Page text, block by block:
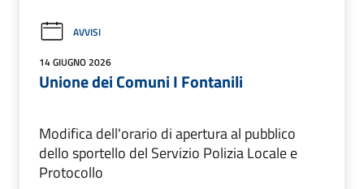
AVVISI
14 GIUGNO 2026
Unione dei Comuni I Fontanili
Modifica dell'orario di apertura al pubblico
dello sportello del Servizio Polizia Locale e
Protocollo